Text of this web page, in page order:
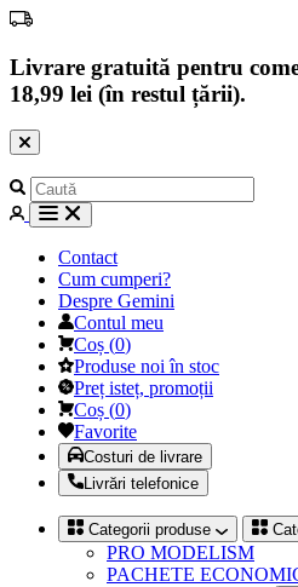
Livrare gratuită pentru
18,99 lei (în restul țării).
Contact
Cum cumperi?
Despre Gemini
Contul meu
Coș (0)
Produse noi în stoc
Preț isteț, promoții
Coș (0)
Favorite
Costuri de livrare
Livrări telefonice
Categorii produse
PRO MODELISM
PACHETE